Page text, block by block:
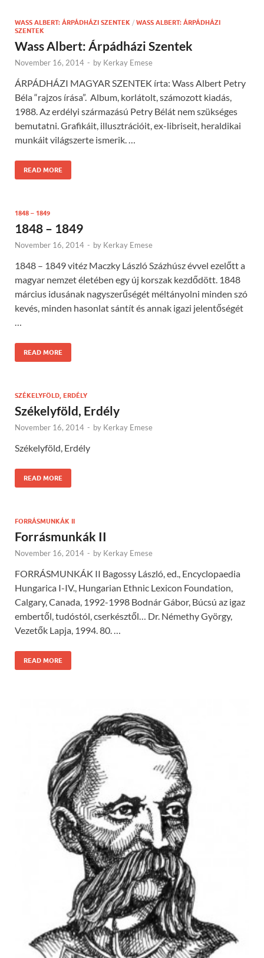
WASS ALBERT: ÁRPÁDHÁZI SZENTEK / WASS ALBERT: ÁRPÁDHÁZI
SZENTEK
Wass Albert: Árpádházi Szentek
November 16, 2014 - by Kerkay Emese
ÁRPÁDHÁZI MAGYAR SZENTEK írta: Wass Albert Petry
Béla “rajzos írása”. Album, korlátolt, számozott kiadás,
1988. Az erdélyi származású Petry Bélát nem szükséges
bemutatni. Grafikáit, illusztrációit, ex-libriseit, heraldikai
munkáit világszerte ismerik. …
READ MORE
1848 – 1849
1848 – 1849
November 16, 2014 - by Kerkay Emese
1848 – 1849 vitéz Maczky László Százhúsz évvel ezelőtt a
magyar nemzet életében egy új korszak kezdődött. 1848
március idusának nagyszerűségét méltányolni minden szó
kevés, minden hasonlat sántít és annak igazi jelentőségét
…
READ MORE
SZÉKELYFÖLD, ERDÉLY
Székelyföld, Erdély
November 16, 2014 - by Kerkay Emese
Székelyföld, Erdély
READ MORE
FORRÁSMUNKÁK II
Forrásmunkák II
November 16, 2014 - by Kerkay Emese
FORRÁSMUNKÁK II Bagossy László, ed., Encyclopaedia
Hungarica I-IV., Hun­garian Ethnic Lexicon Foundation,
Calgary, Canada, 1992-1998 Bodnár Gábor, Búcsú az igaz
embertől, tudóstól, cserkész­től… Dr. Némethy György,
Vezetők Lapja, 1994. 80. …
READ MORE